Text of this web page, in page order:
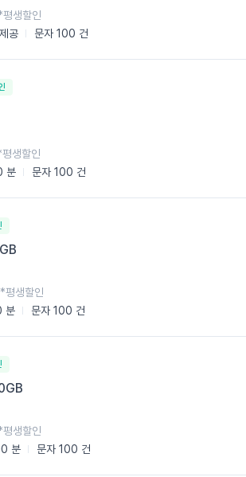
공 문자 100 건
평생할인
분 문자 100 건
생할인
분 문자 100 건
*평생할인
분 문자 100 건
평생할인